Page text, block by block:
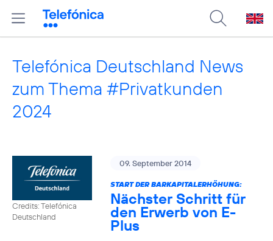
Telefónica Deutschland News
zum Thema #Privatkunden
2024
Credits: Telefónica
Deutschland
09. September 2014
START DER BARKAPITALERHÖHUNG:
Nächster Schritt für
den Erwerb von E-
Plus